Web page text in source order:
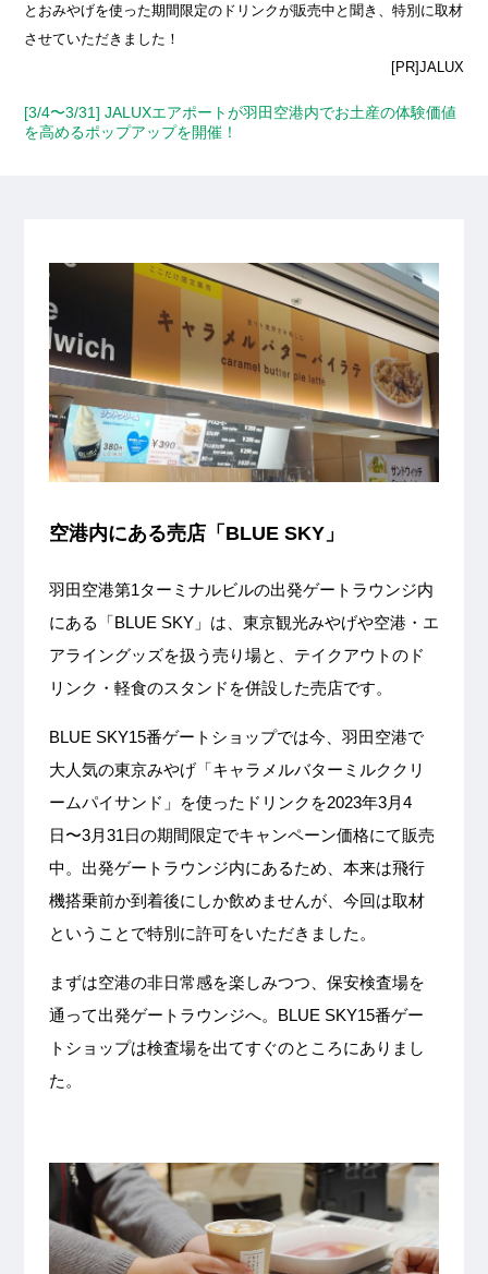
とおみやげを使った期間限定のドリンクが販売中と聞き、特別に取材
させていただきました！
[PR]JALUX
[3/4〜3/31] JALUXエアポートが羽田空港内でお土産の体験価値
を高めるポップアップを開催！
空港内にある売店「BLUE SKY」
羽田空港第1ターミナルビルの出発ゲートラウンジ内
にある「BLUE SKY」は、東京観光みやげや空港・エ
アライングッズを扱う売り場と、テイクアウトのド
リンク・軽食のスタンドを併設した売店です。
BLUE SKY15番ゲートショップでは今、羽田空港で
大人気の東京みやげ「キャラメルバターミルククリ
ームパイサンド」を使ったドリンクを2023年3月4
日〜3月31日の期間限定でキャンペーン価格にて販売
中。出発ゲートラウンジ内にあるため、本来は飛行
機搭乗前か到着後にしか飲めませんが、今回は取材
ということで特別に許可をいただきました。
まずは空港の非日常感を楽しみつつ、保安検査場を
通って出発ゲートラウンジへ。BLUE SKY15番ゲー
トショップは検査場を出てすぐのところにありまし
た。